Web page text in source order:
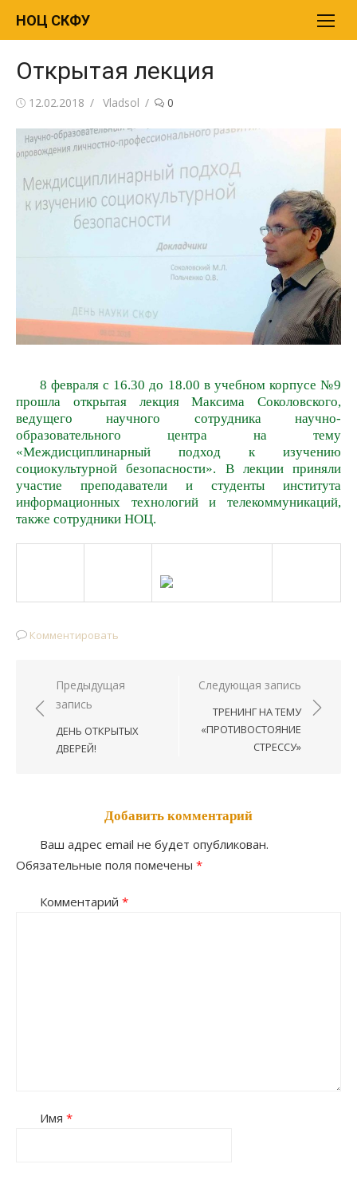
НОЦ СКФУ
Открытая лекция
Опубликовано
12.02.2018 Автор
Vladsol 0
8 февраля с 16.30 до 18.00 в учебном корпусе №9
прошла открытая лекция Максима Соколовского,
ведущего научного сотрудника научно-
образовательного центра на тему
«Междисциплинарный подход к изучению
социокультурной безопасности». В лекции приняли
участие преподаватели и студенты института
информационных технологий и телекоммуникаций,
также сотрудники НОЦ.
Комментировать
Навигация
по
записям
Предыдущая
запись
ДЕНЬ ОТКРЫТЫХ
ДВЕРЕЙ!
Следующая запись
ТРЕНИНГ НА ТЕМУ
«ПРОТИВОСТОЯНИЕ
СТРЕССУ»
Добавить комментарий
Ваш адрес email не будет опубликован.
Обязательные поля помечены *
Комментарий *
Имя *